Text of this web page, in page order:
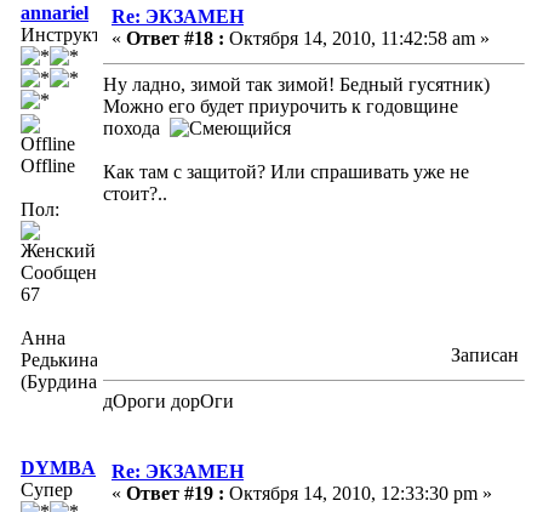
annariel
Инструктор
Offline
Пол:
Сообщений:
67
Анна
Редькина
(Бурдина)
Re: ЭКЗАМЕН
« Ответ #18 : Октября 14, 2010, 11:42:58 am »
Ну ладно, зимой так зимой! Бедный гусятник)
Можно его будет приурочить к годовщине
похода
Как там с защитой? Или спрашивать уже не
стоит?..
Записан
дОроги дорОги
DYMBA
Супер
Re: ЭКЗАМЕН
« Ответ #19 : Октября 14, 2010, 12:33:30 pm »